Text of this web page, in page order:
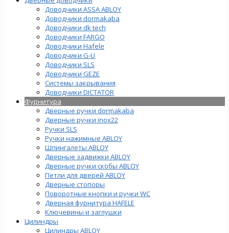
Доводчики ASSA ABLOY
Доводчики dormakaba
Доводчики dk tech
Доводчики FARGO
Доводчики Hafele
Доводчики G-U
Доводчики SLS
Доводчики GEZE
Cистемы закрывания
Доводчики DICTATOR
Фурнитура
Дверные ручки dormakaba
Дверные ручки inox22
Ручки SLS
Ручки нажимные ABLOY
Шпингалеты ABLOY
Дверные задвижки ABLOY
Дверные ручки скобы ABLOY
Петли для дверей ABLOY
Дверные стопоры
Поворотные кнопки и ручки WC
Дверная фурнитура HAFELE
Ключевины и заглушки
Цилиндры
Цилиндры ABLOY